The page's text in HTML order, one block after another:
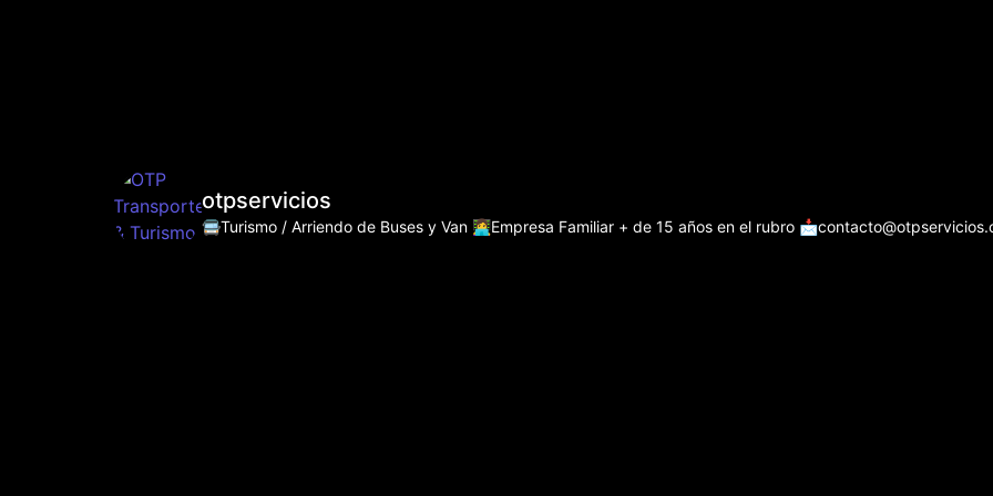
otpservicios
🚍Turismo / Arriendo de Buses y Van 👩‍💻Empresa Familiar + de 15 años en el rubro